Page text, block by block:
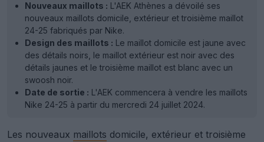
Nouveaux maillots : L'AEK Athènes a dévoilé ses
nouveaux maillots domicile, extérieur et troisième maillot
24-25 fabriqués par Nike.
Design des maillots : Le maillot domicile est jaune avec
des détails noirs, le maillot extérieur est noir avec des
détails jaunes et le troisième maillot est blanc avec un
swoosh noir.
Date de sortie : L'AEK commencera à vendre les maillots
Nike 24-25 à partir du mercredi 24 juillet 2024.
Les nouveaux maillots domicile, extérieur et troisième